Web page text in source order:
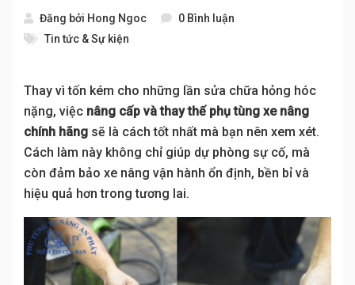
Đăng bởi Hong Ngoc
0 Bình luận
Tin tức & Sự kiện
Thay vì tốn kém cho những lần sửa chữa hỏng hóc
nặng, việc nâng cấp và thay thế phụ tùng xe nâng
chính hãng sẽ là cách tốt nhất mà bạn nên xem xét.
Cách làm này không chỉ giúp dự phòng sự cố, mà
còn đảm bảo xe nâng vận hành ổn định, bền bỉ và
hiệu quả hơn trong tương lai.